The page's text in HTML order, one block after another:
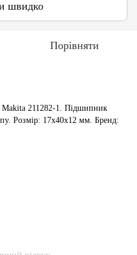
швидко
Порівняти
211282-1. Підшипник
Розмір: 17x40x12 мм. Бренд: